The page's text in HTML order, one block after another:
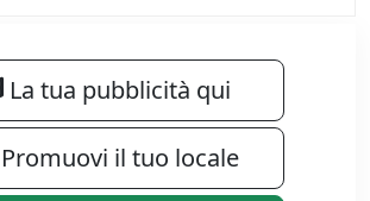
La tua pubblicità qui
Promuovi il tuo locale